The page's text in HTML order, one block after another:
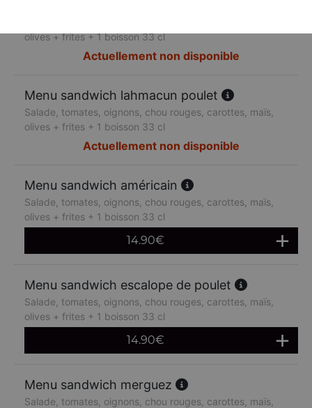
olives + frites + 1 boisson 33 cl
Actuellement non disponible
Menu sandwich lahmacun poulet
Salade, tomates, oignons, chou rouges, carottes, maïs,
olives + frites + 1 boisson 33 cl
Actuellement non disponible
Menu sandwich américain
Salade, tomates, oignons, chou rouges, carottes, maïs,
olives + frites + 1 boisson 33 cl
14.90€
Menu sandwich escalope de poulet
Salade, tomates, oignons, chou rouges, carottes, maïs,
olives + frites + 1 boisson 33 cl
14.90€
Menu sandwich merguez
Salade, tomates, oignons, chou rouges, carottes, maïs,